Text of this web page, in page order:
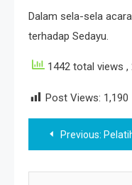
Dalam sela-sela
terhadap Sedayu.
1442 total views ,
Post Views: 1,190
Post
navigation
Previous: